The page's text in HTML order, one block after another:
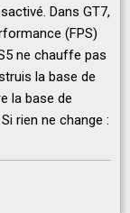
Dans GT7,
(FPS)
ne chauffe pas
la base de
la base de
rien ne change :